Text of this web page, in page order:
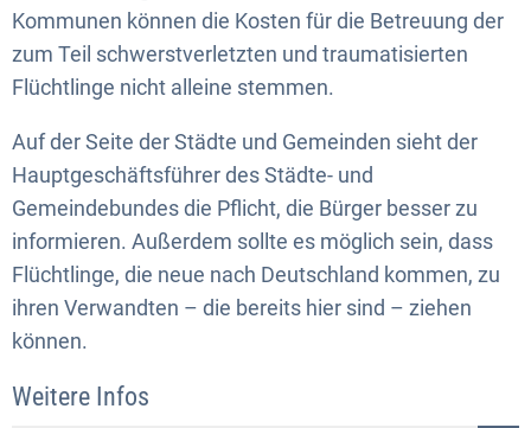
Kommunen können die Kosten für die Betreuung der
zum Teil schwerstverletzten und traumatisierten
Flüchtlinge nicht alleine stemmen.
Auf der Seite der Städte und Gemeinden sieht der
Hauptgeschäftsführer des Städte- und
Gemeindebundes die Pflicht, die Bürger besser zu
informieren. Außerdem sollte es möglich sein, dass
Flüchtlinge, die neue nach Deutschland kommen, zu
ihren Verwandten – die bereits hier sind – ziehen
können.
Weitere Infos